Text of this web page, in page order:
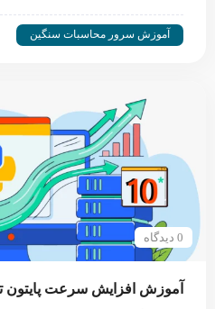
آموزش سرور محاسبات سنگین
0 دیدگاه